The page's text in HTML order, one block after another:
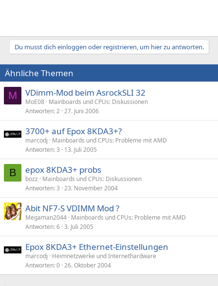
Du musst dich einloggen oder registrieren, um hier zu antworten.
Ähnliche Themen
M VDimm-Mod beim AsrockSLI 32
MoE08 Mainboards und CPUs: Diskussionen
Antworten 2 27. Juni 2006
3700+ auf Epox 8KDA3+?
marcodj
Mainboards und CPUs: Probleme mit AMD
Antworten 3 13. Juli 2005
B epox 8KDA3+ probs
bozz
Mainboards und CPUs: Diskussionen
Antworten 3 23. November 2004
Abit NF7-S VDIMM Mod ?
Megaman2044 Mainboards und CPUs: Probleme mit AMD
Antworten 6 3. Juli 2005
Epox 8KDA3+ Ethernet-Einstellungen
marcodj
Heimnetzwerke und Internethardware
Antworten 0 26. Oktober 2004